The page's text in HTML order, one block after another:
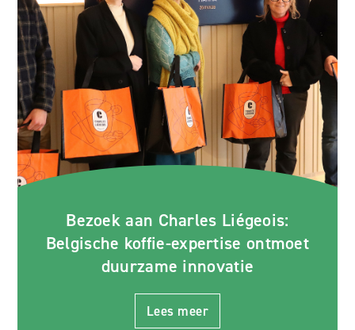
Bezoek aan Charles Liégeois:
Belgische koffie-expertise ontmoet
duurzame innovatie
Lees meer